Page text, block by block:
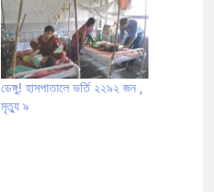
ডেঙ্গু! হাসপাতালে ভর্তি ২২৯২ জন ,
মৃত্যু ৯